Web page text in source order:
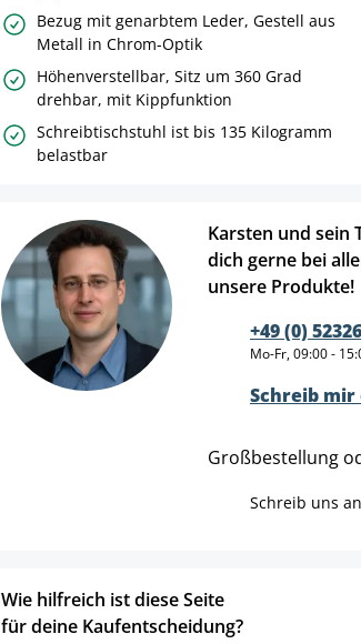
Bezug mit genarbtem Leder, Gestell aus
Metall in Chrom-Optik
Höhenverstellbar, Sitz um 360 Grad
drehbar, mit Kippfunktion
Schreibtischstuhl ist bis 135 Kilogramm
belastbar
Karsten und sein
dich gerne bei
unsere Produkte!
+49 (0)
Mo-Fr, 09:00 -
Schreib mir
Großbestellung
Schreib uns an
Wie hilfreich ist diese Seite
für deine Kaufentscheidung?